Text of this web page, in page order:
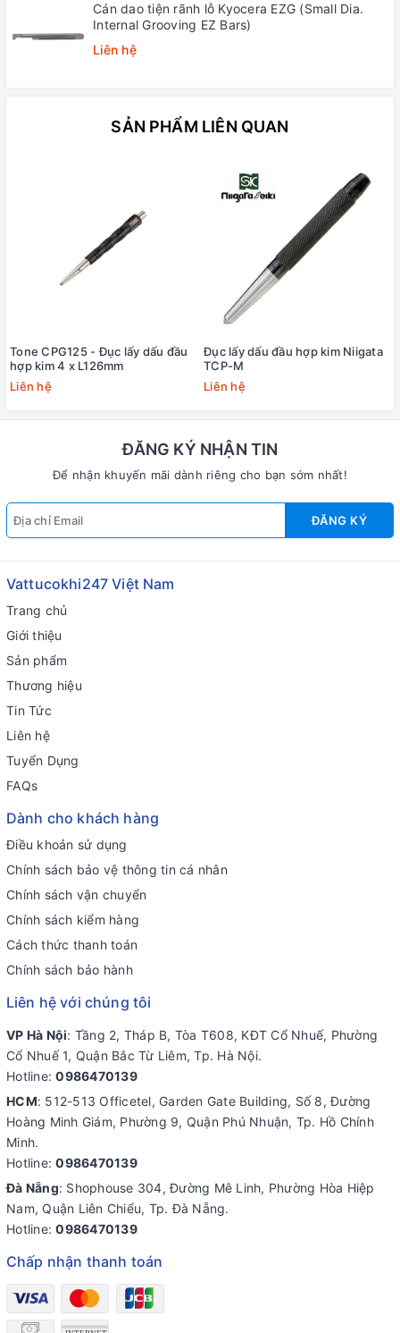
Cán dao tiện rãnh lỗ Kyocera EZG (Small Dia.
Internal Grooving EZ Bars)
Liên hệ
SẢN PHẨM LIÊN QUAN
Tone CPG125 - Đục lấy dấu đầu
hợp kim 4 x L126mm
Liên hệ
Đục lấy dấu đầu hợp kim Niigata
TCP-M
Liên hệ
ĐĂNG KÝ NHẬN TIN
Để nhận khuyến mãi dành riêng cho bạn sớm nhất!
ĐĂNG KÝ
Vattucokhi247 Việt Nam
Trang chủ
Giới thiệu
Sản phẩm
Thương hiệu
Tin Tức
Liên hệ
Tuyển Dụng
FAQs
Dành cho khách hàng
Điều khoản sử dụng
Chính sách bảo vệ thông tin cá nhân
Chính sách vận chuyển
Chính sách kiểm hàng
Cách thức thanh toán
Chính sách bảo hành
Liên hệ với chúng tôi
VP Hà Nội: Tầng 2, Tháp B, Tòa T608, KĐT Cổ Nhuế, Phường
Cổ Nhuế 1, Quận Bắc Từ Liêm, Tp. Hà Nội.
Hotline:0986470139
HCM: 512-513 Officetel, Garden Gate Building, Số 8, Đường
Hoàng Minh Giám, Phường 9, Quận Phú Nhuận, Tp. Hồ Chính
Minh.
Hotline:0986470139
Đà Nẵng: Shophouse 304, Đường Mê Linh, Phường Hòa Hiệp
Nam, Quận Liên Chiểu, Tp. Đà Nẵng.
Hotline:0986470139
Chấp nhận thanh toán